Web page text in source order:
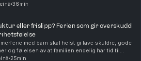
kan vekke sterke følelser hos både foreldre
36min
eller frislipp? Ferien som gir overskudd
med barn skal helst gi lave skuldre, gode
og følelsen av at familien endelig har tid til
Men hva skjer når rutinene forsvinner,
25min